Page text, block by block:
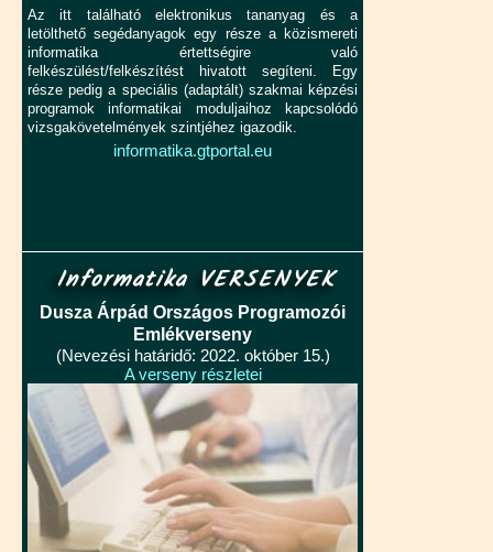
Az itt található elektronikus tananyag és a
letölthető segédanyagok egy része a közismereti
informatika értettségire való
felkészülést/felkészítést hivatott segíteni. Egy
része pedig a speciális (adaptált) szakmai képzési
programok informatikai moduljaihoz kapcsolódó
vizsgakövetelmények szintjéhez igazodik.
informatika.gtportal.eu
Informatika VERSENYEK
Dusza Árpád Országos Programozói
Emlékverseny
(Nevezési határidő: 2022. október 15.)
A verseny részletei